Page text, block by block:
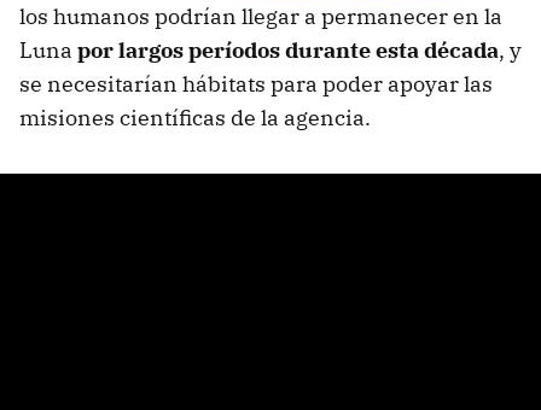
los humanos podrían llegar a permanecer en la
Luna por largos períodos durante esta década, y
se necesitarían hábitats para poder apoyar las
misiones científicas de la agencia.